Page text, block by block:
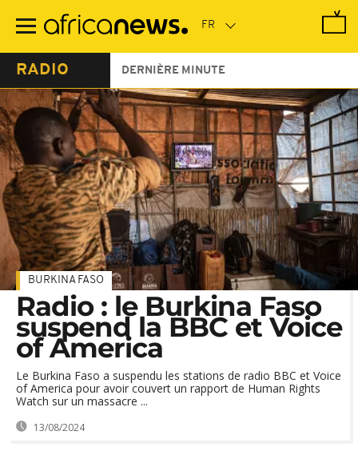
contenu
RADIO DERNIÈRE MINUTE
BURKINA FASO
Radio : le Burkina Faso
suspend la BBC et Voice
of America
Le Burkina Faso a suspendu les stations de radio BBC et Voice
of America pour avoir couvert un rapport de Human Rights
Watch sur un massacre ...
13/08/2024